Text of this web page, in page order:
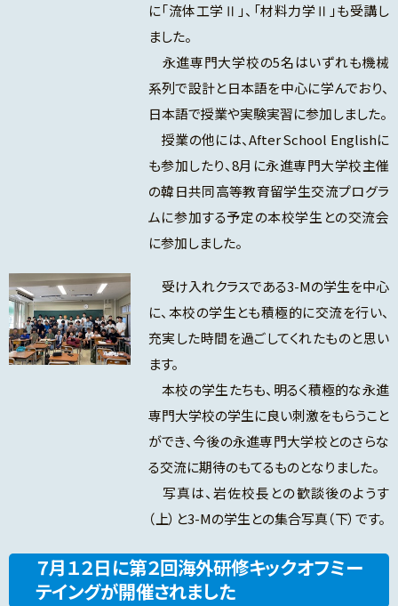
に「流体工学Ⅱ」、「材料力学Ⅱ」も受講し
ました。
永進専門大学校の5名はいずれも機械
系列で設計と日本語を中心に学んでおり、
日本語で授業や実験実習に参加しました。
授業の他には、After School Englishに
も参加したり、8月に永進専門大学校主催
の韓日共同高等教育留学生交流プログラ
ムに参加する予定の本校学生との交流会
に参加しました。
受け入れクラスである3-Mの学生を中心
に、本校の学生とも積極的に交流を行い、
充実した時間を過ごしてくれたものと思い
ます。
本校の学生たちも、明るく積極的な永進
専門大学校の学生に良い刺激をもらうこと
ができ、今後の永進専門大学校とのさらな
る交流に期待のもてるものとなりました。
写真は、岩佐校長との歓談後のようす
（上）と3-Mの学生との集合写真（下）です。
７月１２日に第２回海外研修キックオフミー
テイングが開催されました